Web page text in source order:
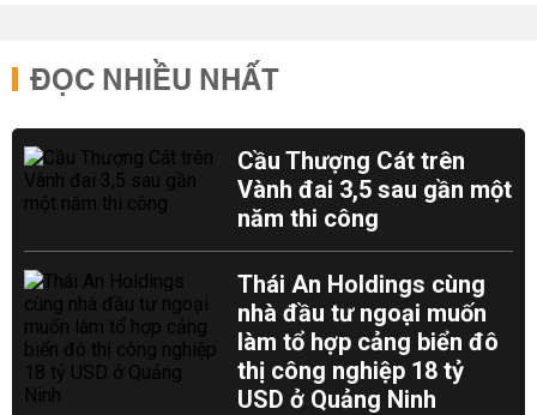
ĐỌC NHIỀU NHẤT
Cầu Thượng Cát trên
Vành đai 3,5 sau gần một
năm thi công
Thái An Holdings cùng
nhà đầu tư ngoại muốn
làm tổ hợp cảng biển đô
thị công nghiệp 18 tỷ
USD ở Quảng Ninh